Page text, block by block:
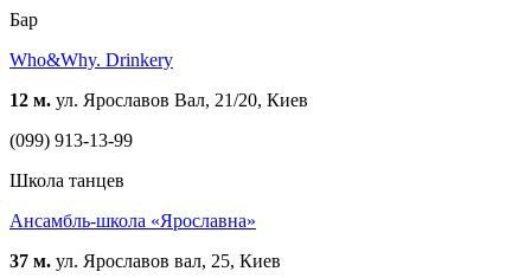
Бар
Who&Why. Drinkery
12 м. ул. Ярославов Вал, 21/20, Киев
(099) 913-13-99
Школа танцев
Ансамбль-школа «Ярославна»
37 м. ул. Ярославов вал, 25, Киев